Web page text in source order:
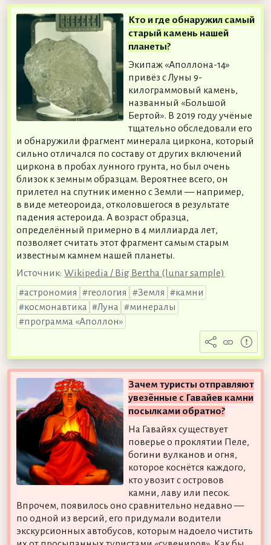
Кто и где обнаружил самый
старый камень нашей
планеты?
Экипаж «Аполлона-14»
привёз с Луны 9-
килограммовый камень,
названный «Большой
Бертой». В 2019 году учёные
тщательно обследовали его
и обнаружили фрагмент минерала циркона, который
сильно отличался по составу от других включений
циркона в пробах лунного грунта, но был очень
близок к земным образцам. Вероятнее всего, он
прилетел на спутник именно с Земли — например,
в виде метеороида, отколовшегося в результате
падения астероида. А возраст образца,
определённый примерно в 4 миллиарда лет,
позволяет считать этот фрагмент самым старым
известным камнем нашей планеты.
Источник: Wikipedia / Big Bertha (lunar sample)
астрономия
геология Земля
камни
космонавтика
Луна
минералы
программа «Аполлон»
Зачем туристы отправляют
увезённые с Гавайев камни
посылками обратно?
На Гавайях существует
поверье о проклятии Пеле,
богини вулканов и огня,
которое коснётся каждого,
кто увозит с островов
камни, лаву или песок.
Впрочем, появилось оно сравнительно недавно —
по одной из версий, его придумали водители
экскурсионных автобусов, которым надоело чистить